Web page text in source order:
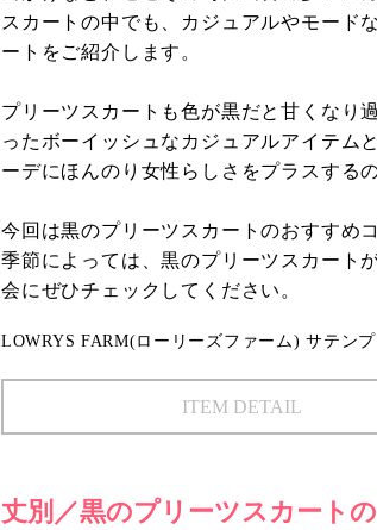
スカートの中でも、カジュアルやモード
ートをご紹介します。
プリーツスカートも色が黒だと甘くなり
ったボーイッシュなカジュアルアイテム
ーデにほんのり女性らしさをプラスする
今回は黒のプリーツスカートのおすすめ
季節によっては、黒のプリーツスカート
会にぜひチェックしてください。
LOWRYS FARM(ローリーズファーム) サテン
ITEM DETAIL
丈別／黒のプリーツスカート